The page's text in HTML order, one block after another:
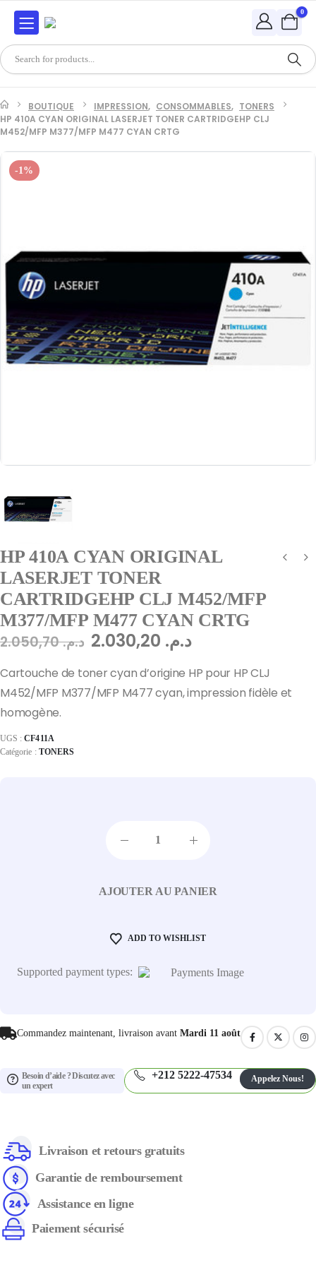
0
BOUTIQUE IMPRESSION, CONSOMMABLES, TONERS
HP 410A CYAN ORIGINAL LASERJET TONER CARTRIDGEHP CLJ
M452/MFP M377/MFP M477 CYAN CRTG
-1%
HP 410A CYAN ORIGINAL
LASERJET TONER
CARTRIDGEHP CLJ M452/MFP
M377/MFP M477 CYAN CRTG
د.م.2.050,70 د.م.
Cartouche de toner cyan d’origine HP pour HP CLJ
M452/MFP M377/MFP M477 cyan, impression fidèle et
homogène.
UGS :CF411A
Catégorie : TONERS
AJOUTER AU PANIER
ADD TO WISHLIST
Supported payment types:
Commandez maintenant, livraison avant Mardi 11 août
Besoin d’aide ? Discutez avec
un expert
+212 5222-47534 Appelez Nous!
Livraison et retours gratuits
Garantie de remboursement
Assistance en ligne
Paiement sécurisé